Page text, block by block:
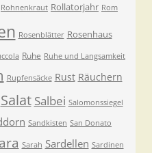
Rohnenkraut Rollatorjahr Rom
Rosenblätter Rosenhaus
Ruhe Ruhe und Langsamkeit
Rupfensäcke Rust Räuchern
Salat Salbei Salomonssiegel
Sandkisten San Donato
Sarah Sardellen Sardinen